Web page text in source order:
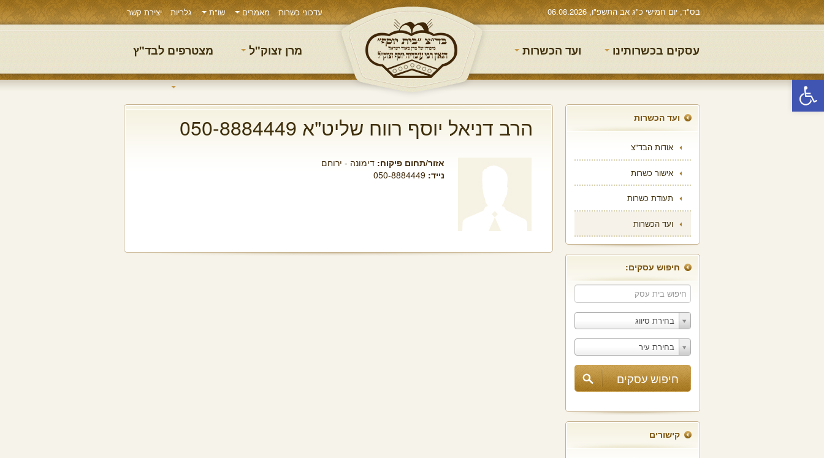
פתח סרגל נגישות
בס"ד, יום חמישי כ"ג אב התשפ"ו, 06.08.2026 עדכוני כשרות מאמרים שו"ת גלריות יצירת קשר
עסקים בכשרותינו ועד הכשרות מרן זצוק"ל מצטרפים לבד"ץ
ועד הכשרות
אודות הבד"צ
אישור כשרות
תעודת כשרות
ועד הכשרות
חיפוש עסקים:
בחירת סיווג
בחירת עיר
קישורים
הרב דניאל יוסף רווח שליט"א 050-8884449
אזור/תחום פיקוח: דימונה - ירוחם
נייד: 050-8884449